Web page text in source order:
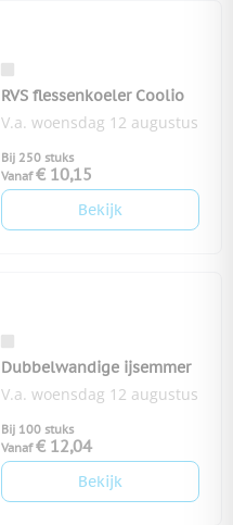
RVS flessenkoeler Coolio
V.a. woensdag 12 augustus
Bij 250 stuks
Vanaf € 10,15
Bekijk
Dubbelwandige ijsemmer
V.a. woensdag 12 augustus
Bij 100 stuks
Vanaf € 12,04
Bekijk